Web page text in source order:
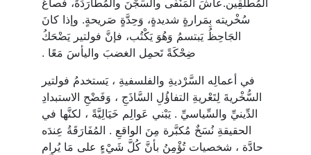
المُطْلَقِين.عاشَ المَنْفَى والسِّجْنَ والمُطَارَدَةَ، فصاغَ
سُخْريته بِمَرارةٍ شديدةٍ، وَحِدَّةٍ صَريحةٍ. وإذا كانَ
الجَاحِظُ يَبتسمُ وَهُوَ يَكْتُب، فإنَّ فولتير يَضْحَكُ
ضِحْكَةً تَحمِل الغضبَ واليأسَ مَعًا .
في أعمالِه السَّرْديةِ والفلسفيةِ ، يَستخدمُ فولتير
السُّخْريةَ لِتَعْريةِ التفاؤُلِ السَّاذَجِ ، وَفَضْحِ الاستبدادِ
الدِّينيِّ والسِّياسيِّ . يَبْني عَوالِم خَيَالِيَّةً ، لكنَّها في
الحقيقةِ نُسَخٌ مُكبَّرة مِنَ الواقعِ . المُفَارَقَةُ عِندَه
حادَّة ، شخصيات تُؤْمِنُ بأنَّ كُلَّ شَيْءٍ على مَا يُرام